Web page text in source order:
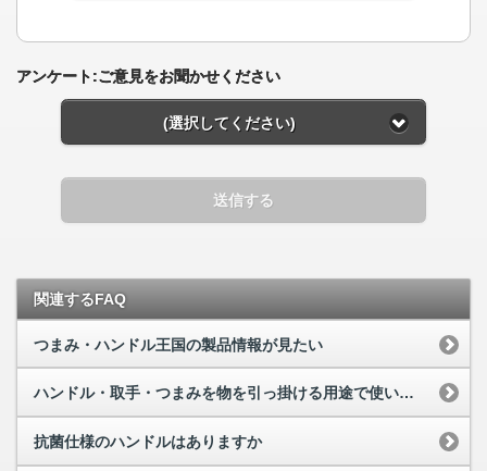
アンケート:ご意見をお聞かせください
(選択してください)
送信する
関連するFAQ
つまみ・ハンドル王国の製品情報が見たい
ハンドル・取手・つまみを物を引っ掛ける用途で使いたい
抗菌仕様のハンドルはありますか